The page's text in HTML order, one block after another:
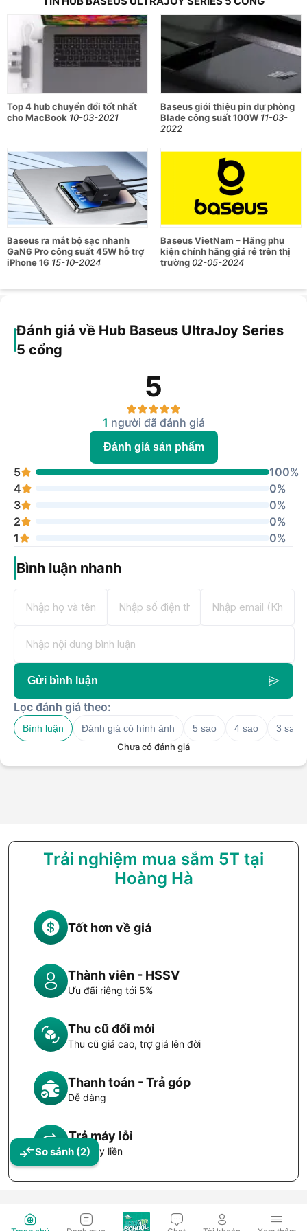
Top 4 hub chuyển đổi tốt nhất
cho MacBook 10-03-2021
Baseus giới thiệu pin dự phòng
Blade công suất 100W 11-03-
2022
Baseus ra mắt bộ sạc nhanh
GaN6 Pro công suất 45W hỗ trợ
iPhone 16 15-10-2024
Baseus VietNam – Hãng phụ
kiện chính hãng giá rẻ trên thị
trường02-05-2024
So sánh (2)
Đánh giá về Hub Baseus UltraJoy Series
5 cổng
5
1 người đã đánh giá
Đánh giá sản phẩm
5
100%
4
0%
3
0%
2
0%
1
0%
Bình luận nhanh
Gửi bình luận
Lọc đánh giá theo:
Bình luận Đánh giá có hình ảnh 5 sao 4 sao
3 sao
Chưa có đánh giá
Trải nghiệm mua sắm 5T tại
Hoàng Hà
Tốt hơn về giá
Thành viên - HSSV
Ưu đãi riêng tới 5%
Thu cũ đổi mới
Thu cũ giá cao, trợ giá lên đời
Thanh toán - Trả góp
Dễ dàng
Trả máy lỗi
Đổi máy liền